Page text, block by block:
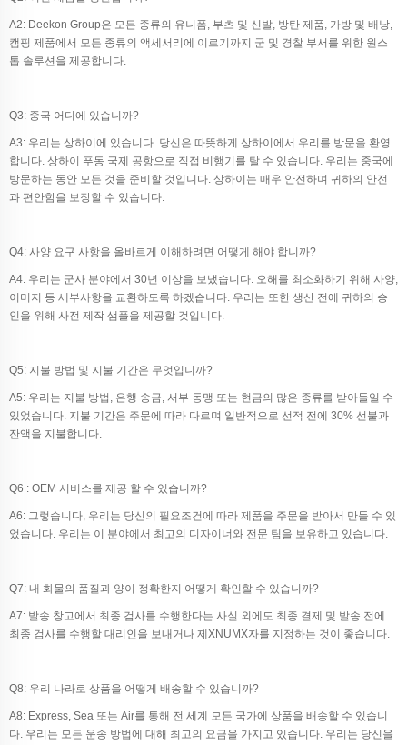
A2: Deekon Group은 모든 종류의 유니폼, 부츠 및 신발, 방탄 제품, 가방 및 배낭,
캠핑 제품에서 모든 종류의 액세서리에 이르기까지 군 및 경찰 부서를 위한 원스
톱 솔루션을 제공합니다.
Q3: 중국 어디에 있습니까?
A3: 우리는 상하이에 있습니다. 당신은 따뜻하게 상하이에서 우리를 방문을 환영
합니다. 상하이 푸동 국제 공항으로 직접 비행기를 탈 수 있습니다. 우리는 중국에
방문하는 동안 모든 것을 준비할 것입니다. 상하이는 매우 안전하며 귀하의 안전
과 편안함을 보장할 수 있습니다.
Q4: 사양 요구 사항을 올바르게 이해하려면 어떻게 해야 합니까?
A4: 우리는 군사 분야에서 30년 이상을 보냈습니다. 오해를 최소화하기 위해 사양,
이미지 등 세부사항을 교환하도록 하겠습니다. 우리는 또한 생산 전에 귀하의 승
인을 위해 사전 제작 샘플을 제공할 것입니다.
Q5: 지불 방법 및 지불 기간은 무엇입니까?
A5: 우리는 지불 방법, 은행 송금, 서부 동맹 또는 현금의 많은 종류를 받아들일 수
있었습니다. 지불 기간은 주문에 따라 다르며 일반적으로 선적 전에 30% 선불과
잔액을 지불합니다.
Q6 : OEM 서비스를 제공 할 수 있습니까?
A6: 그렇습니다, 우리는 당신의 필요조건에 따라 제품을 주문을 받아서 만들 수 있
었습니다. 우리는 이 분야에서 최고의 디자이너와 전문 팀을 보유하고 있습니다.
Q7: 내 화물의 품질과 양이 정확한지 어떻게 확인할 수 있습니까?
A7: 발송 창고에서 최종 검사를 수행한다는 사실 외에도 최종 결제 및 발송 전에
최종 검사를 수행할 대리인을 보내거나 제XNUMX자를 지정하는 것이 좋습니다.
Q8: 우리 나라로 상품을 어떻게 배송할 수 있습니까?
A8: Express, Sea 또는 Air를 통해 전 세계 모든 국가에 상품을 배송할 수 있습니
다. 우리는 모든 운송 방법에 대해 최고의 요금을 가지고 있습니다. 우리는 당신을